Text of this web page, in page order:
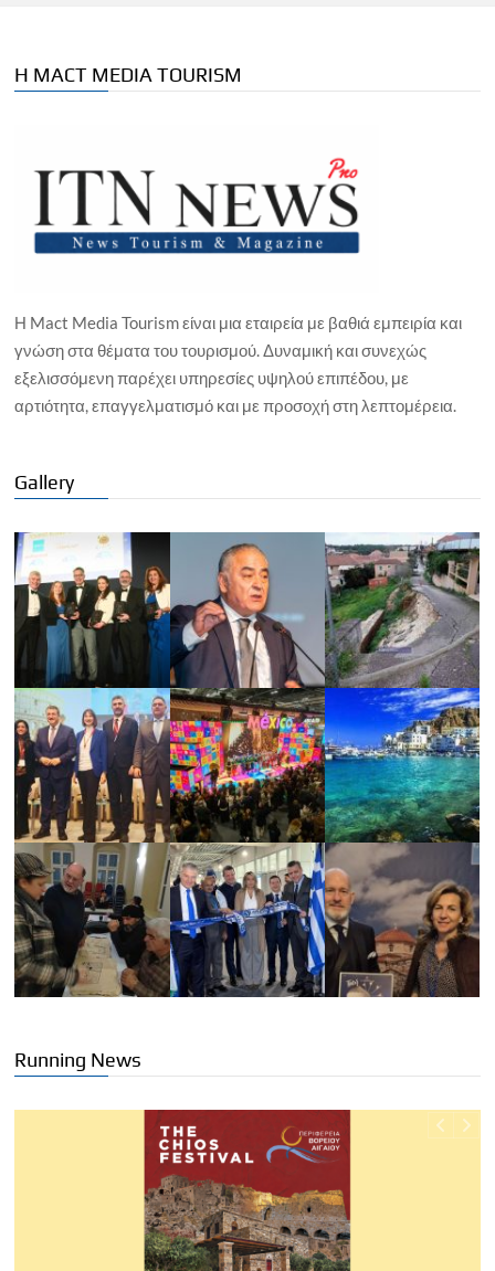
Η MACT MEDIA TOURISM
Η Mact Media Tourism είναι μια εταιρεία με βαθιά εμπειρία και
γνώση στα θέματα του τουρισμού. Δυναμική και συνεχώς
εξελισσόμενη παρέχει υπηρεσίες υψηλού επιπέδου, με
αρτιότητα, επαγγελματισμό και με προσοχή στη λεπτομέρεια.
Gallery
Running News